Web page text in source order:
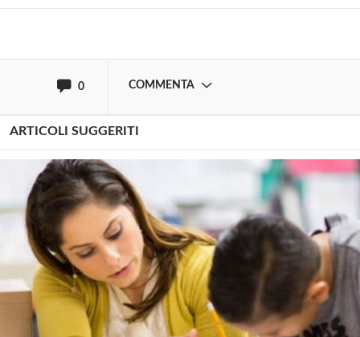
0 COMMENTA
ARTICOLI SUGGERITI